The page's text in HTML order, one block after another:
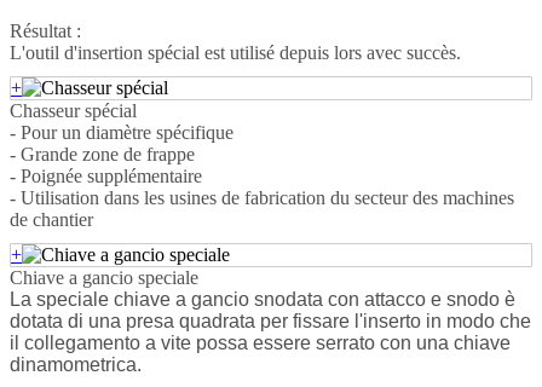
Résultat :
L'outil d'insertion spécial est utilisé depuis lors avec succès.
+
Chasseur spécial
- Pour un diamètre spécifique
- Grande zone de frappe
- Poignée supplémentaire
- Utilisation dans les usines de fabrication du secteur des machines
de chantier
+
Chiave a gancio speciale
La speciale chiave a gancio snodata con attacco e snodo è
dotata di una presa quadrata per fissare l'inserto in modo che
il collegamento a vite possa essere serrato con una chiave
dinamometrica.